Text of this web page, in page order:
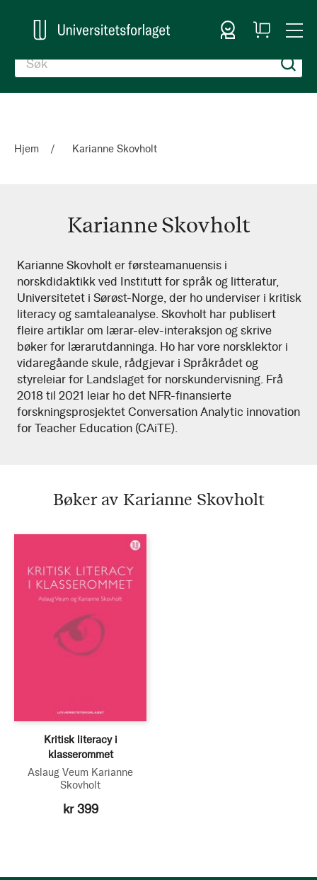
Logg inn
Handlekurv
Hjem Karianne Skovholt
Karianne Skovholt
Karianne
Skovholt
Karianne Skovholt er førsteamanuensis i
norskdidaktikk ved Institutt for språk og litteratur,
Universitetet i Sørøst-Norge, der ho underviser i kritisk
literacy og samtaleanalyse. Skovholt har publisert
fleire artiklar om lærar-elev-interaksjon og skrive
bøker for lærarutdanninga. Ho har vore norsklektor i
vidaregåande skule, rådgjevar i Språkrådet og
styreleiar for Landslaget for norskundervisning. Frå
2018 til 2021 leiar ho det NFR-finansierte
forskningsprosjektet Conversation Analytic innovation
for Teacher Education (CAiTE).
Bøker av Karianne Skovholt
Kritisk literacy i
klasserommet
Aslaug Veum Karianne
Skovholt
kr 399